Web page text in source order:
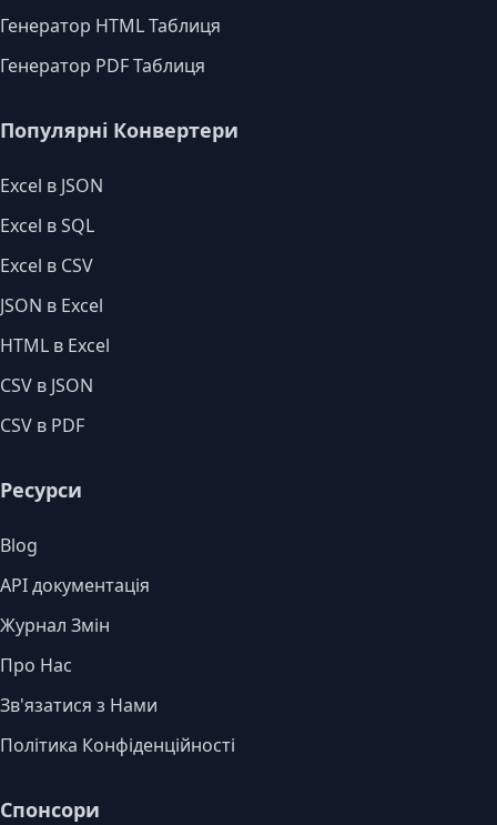
Генератор HTML Таблиця
Генератор PDF Таблиця
Популярні Конвертери
Excel в JSON
Excel в SQL
Excel в CSV
JSON в Excel
HTML в Excel
CSV в JSON
CSV в PDF
Ресурси
Blog
API документація
Журнал Змін
Про Нас
Зв'язатися з Нами
Політика Конфіденційності
Спонсори